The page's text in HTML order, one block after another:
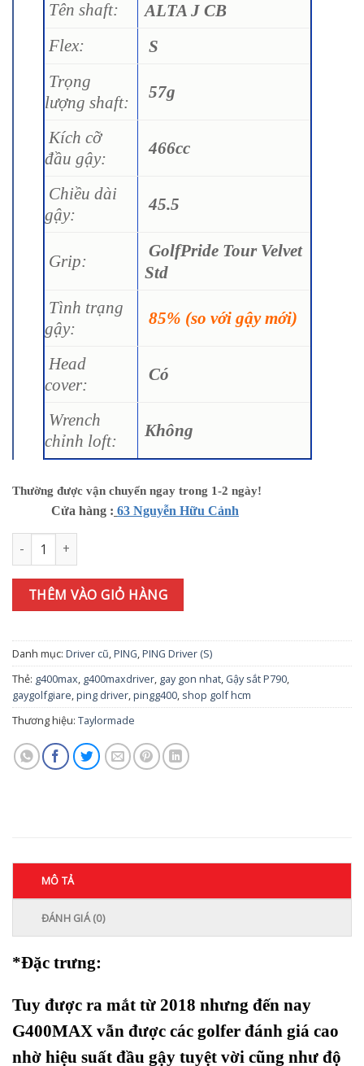
Tên shaft:
ALTA J CB
Flex:
S
Trọng
lượng shaft:
57g
Kích cỡ
đầu gậy:
466cc
Chiều dài
gậy:
45.5
Grip:
GolfPride Tour Velvet
Std
Tình trạng
gậy:
85% (so với gậy mới)
Head
cover:
Có
Wrench
chỉnh loft:
Không
Thường được vận chuyển ngay trong 1-2 ngày!
Cửa hàng : 63 Nguyễn Hữu Cảnh
Gậy Driver PING G400Max 10.5° Alta J CB S số lượng
THÊM VÀO GIỎ HÀNG
Danh mục: Driver cũ,PING,PING Driver (S)
Thẻ: g400max, g400maxdriver, gay gon nhat, Gậy sắt P790,
gaygolfgiare,ping driver,pingg400, shop golf hcm
Thương hiệu: Taylormade
MÔ TẢ
ĐÁNH GIÁ (0)
*Đặc trưng:
Tuy được ra mắt từ 2018 nhưng đến nay
G400MAX vẫn được các golfer đánh giá cao
nhờ hiệu suất đầu gậy tuyệt vời cũng như độ